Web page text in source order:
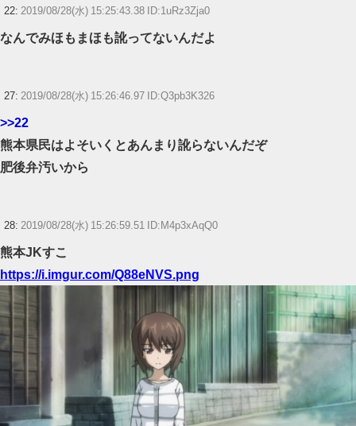
22: 2019/08/28(水) 15:25:43.38 ID:1uRz3Zja0
なんでみほもまほも訛ってないんだよ
27: 2019/08/28(水) 15:26:46.97 ID:Q3pb3K326
>>22
熊本県民はよそいくとあんまり訛らないんだぞ
肥後弁汚いから
28: 2019/08/28(水) 15:26:59.51 ID:M4p3xAqQ0
熊本JKすこ
https://i.imgur.com/Q88eNVS.png